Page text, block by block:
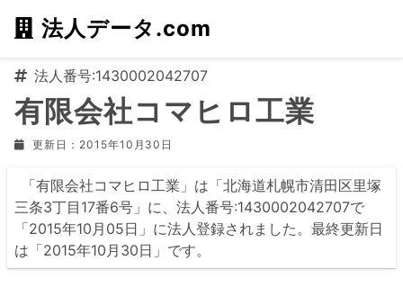
法人データ.com
法人番号:1430002042707
有限会社コマヒロ工業
更新日：2015年10月30日
「有限会社コマヒロ工業」は「北海道札幌市清田区里塚
三条3丁目17番6号」に、法人番号:1430002042707で
「2015年10月05日」に法人登録されました。最終更新日
は「2015年10月30日」です。